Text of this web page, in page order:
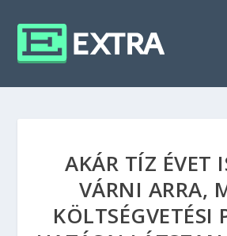
AKÁR TÍZ ÉVET
VÁRNI ARRA,
KÖLTSÉGVETÉSI